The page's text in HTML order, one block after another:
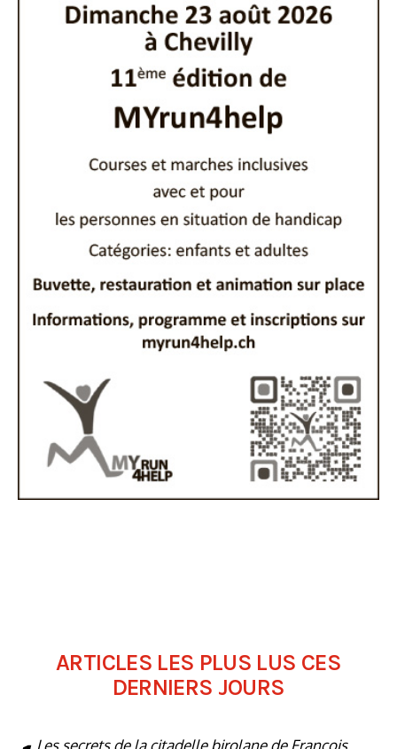
ARTICLES LES PLUS LUS CES
DERNIERS JOURS